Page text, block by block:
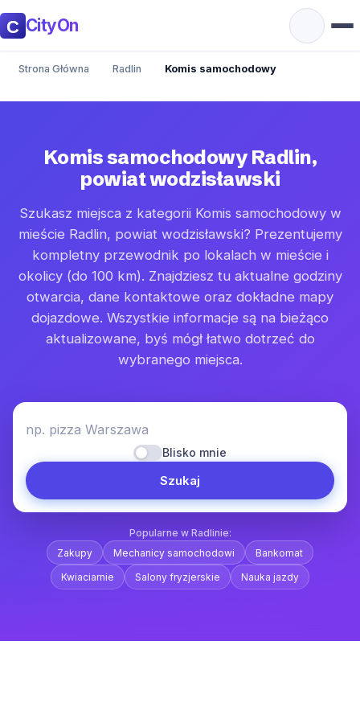
CityOn
Strona Główna Radlin Komis samochodowy
Komis samochodowy Radlin,
powiat wodzisławski
Szukasz miejsca z kategorii Komis samochodowy w
mieście Radlin, powiat wodzisławski? Prezentujemy
kompletny przewodnik po lokalach w mieście i
okolicy (do 100 km). Znajdziesz tu aktualne godziny
otwarcia, dane kontaktowe oraz dokładne mapy
dojazdowe. Wszystkie informacje są na bieżąco
aktualizowane, byś mógł łatwo dotrzeć do
wybranego miejsca.
np. pizza Warszawa
Blisko mnie
Szukaj
Popularne w Radlinie:
Zakupy
Mechanicy samochodowi Bankomat
Kwiaciarnie Salony fryzjerskie Nauka jazdy